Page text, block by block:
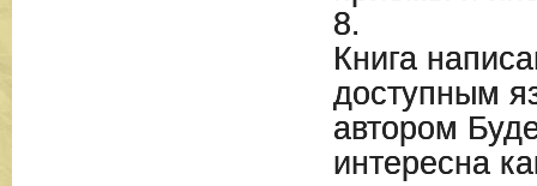
8.
Книга
доступным
автором
интересна